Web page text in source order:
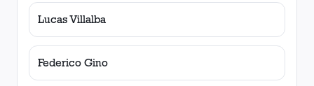
Lucas Villalba
Federico Gino